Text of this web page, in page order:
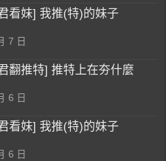
看妹] 我推(特)的妹子
7 日
翻推特] 推特上在夯什麼
6 日
看妹] 我推(特)的妹子
6 日